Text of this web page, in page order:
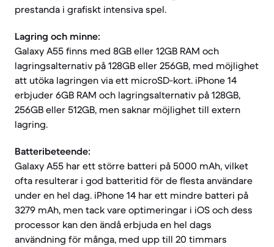
prestanda i grafiskt intensiva spel.
Lagring och minne:
Galaxy A55 finns med 8GB eller 12GB RAM och
lagringsalternativ på 128GB eller 256GB, med möjlighet
att utöka lagringen via ett microSD-kort. iPhone 14
erbjuder 6GB RAM och lagringsalternativ på 128GB,
256GB eller 512GB, men saknar möjlighet till extern
lagring.
Batteribeteende:
Galaxy A55 har ett större batteri på 5000 mAh, vilket
ofta resulterar i god batteritid för de flesta användare
under en hel dag. iPhone 14 har ett mindre batteri på
3279 mAh, men tack vare optimeringar i iOS och dess
processor kan den ändå erbjuda en hel dags
användning för många, med upp till 20 timmars